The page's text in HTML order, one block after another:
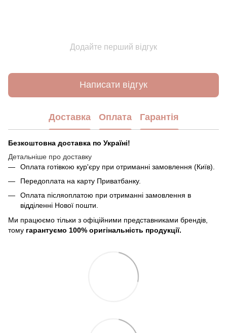
Додайте перший відгук
Написати відгук
Доставка Оплата Гарантія
Безкоштовна доставка по Україні!
Детальніше про доставку
Оплата готівкою кур'єру при отриманні замовлення (Київ).
Передоплата на карту Приватбанку.
Оплата післяоплатою при отриманні замовлення в
відділенні Нової пошти.
Ми працюємо тільки з офіційними представниками брендів,
тому гарантуємо 100% оригінальність продукції.